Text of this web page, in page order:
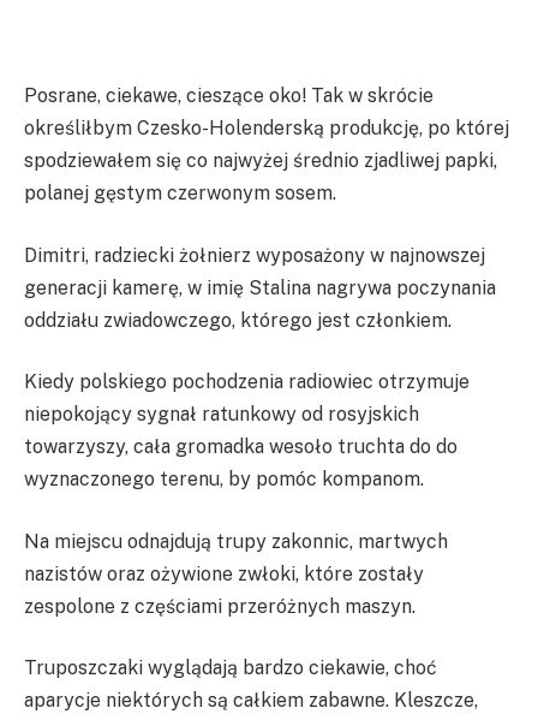
Posrane, ciekawe, cieszące oko! Tak w skrócie
określiłbym Czesko-Holenderską produkcję, po której
spodziewałem się co najwyżej średnio zjadliwej papki,
polanej gęstym czerwonym sosem.
Dimitri, radziecki żołnierz wyposażony w najnowszej
generacji kamerę, w imię Stalina nagrywa poczynania
oddziału zwiadowczego, którego jest członkiem.
Kiedy polskiego pochodzenia radiowiec otrzymuje
niepokojący sygnał ratunkowy od rosyjskich
towarzyszy, cała gromadka wesoło truchta do do
wyznaczonego terenu, by pomóc kompanom.
Na miejscu odnajdują trupy zakonnic, martwych
nazistów oraz ożywione zwłoki, które zostały
zespolone z częściami przeróżnych maszyn.
Truposzczaki wyglądają bardzo ciekawie, choć
aparycje niektórych są całkiem zabawne. Kleszcze,